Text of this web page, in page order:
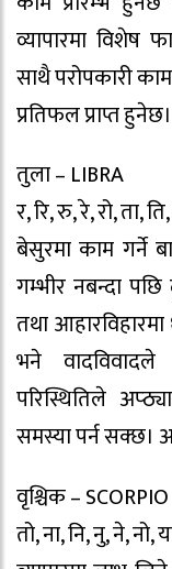
व्यापारमा विशेष
साथै परोपकारी
प्रतिफल प्राप्त
तुला – LIBRA
र, रि, रु, रे, रो, ता,
बेसुरमा काम गर्ने
गम्भीर नबन्दा
तथा
भने
परिस्थितिले
समस्या पर्न सक्छ।
वृश्चिक – SCORPIO
तो, ना, नि, नु, ने, नो,